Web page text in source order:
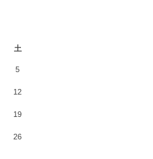
土
5
12
19
26